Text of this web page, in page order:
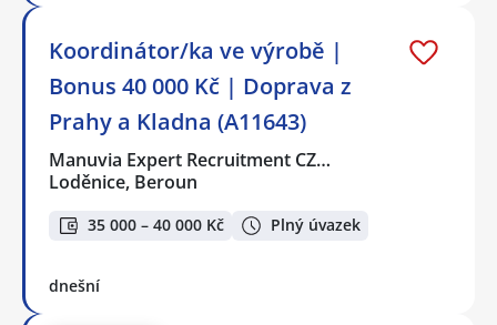
Koordinátor/ka ve výrobě |
Bonus 40 000 Kč | Doprava z
Prahy a Kladna (A11643)
Manuvia Expert Recruitment CZ…
Loděnice, Beroun
35 000 – 40 000 Kč Plný úvazek
dnešní